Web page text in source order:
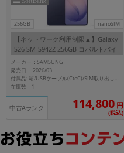
256GB nanoSIM
【ネットワーク利用制限▲】Galaxy
S26 SM-S942Z 256GB コバルトバイ
オレット【SoftBank版 SIMフリー】
メーカー：SAMSUNG
発売日： 2026/03
付属品: 箱/USBケーブル(CtoC)/SIM取り出し用ピン/クイックスタートガイド
在庫数：1
中古Aランク 114,800 円
(税込)
容量
~
モニタサイズ
円 ～